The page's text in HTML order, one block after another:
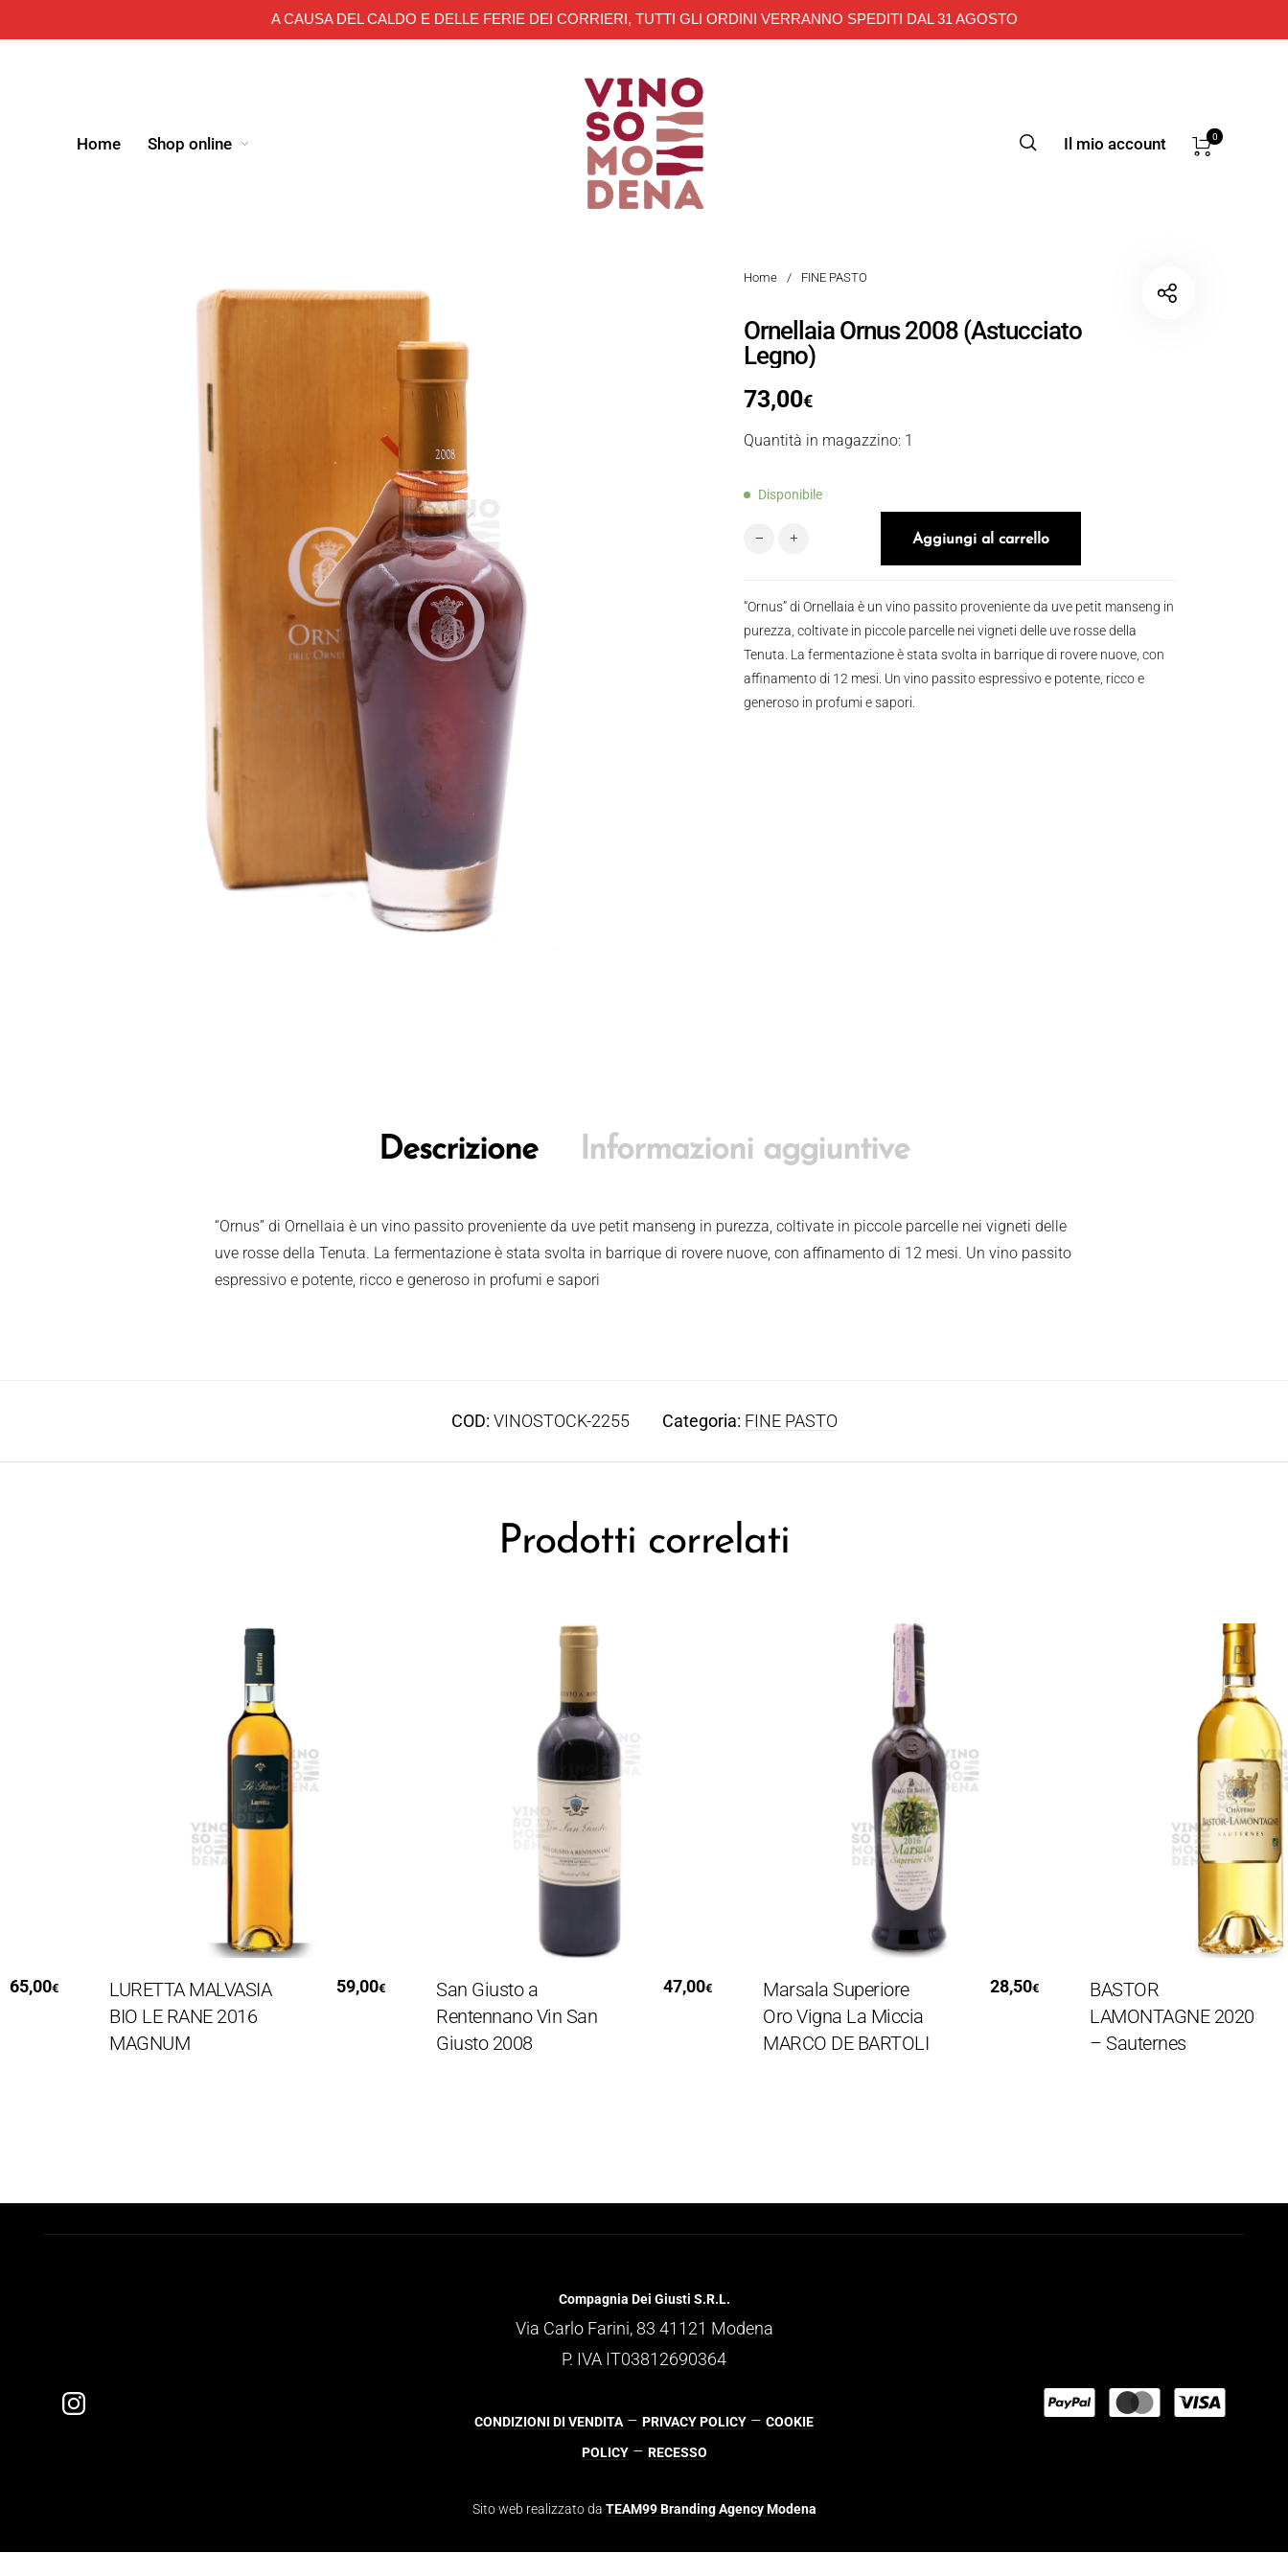
A CAUSA DEL CALDO E DELLE FERIE DEI CORRIERI, TUTTI GLI ORDINI VERRANNO SPEDITI DAL 31 AGOSTO
Home Shop online Il mio account 0
Home / FINE PASTO
Ornellaia Ornus 2008 (Astucciato
Legno)
73,00€
Quantità in magazzino: 1
Disponibile
Ornellaia Ornus 2008 (Astucciato Legno) quantità
Aggiungi al carrello
“Ornus” di Ornellaia è un vino passito proveniente da uve petit manseng in
purezza, coltivate in piccole parcelle nei vigneti delle uve rosse della
Tenuta. La fermentazione è stata svolta in barrique di rovere nuove, con
affinamento di 12 mesi. Un vino passito espressivo e potente, ricco e
generoso in profumi e sapori.
Descrizione Informazioni aggiuntive
“Ornus” di Ornellaia è un vino passito proveniente da uve petit manseng in purezza, coltivate in piccole parcelle nei vigneti delle
uve rosse della Tenuta. La fermentazione è stata svolta in barrique di rovere nuove, con affinamento di 12 mesi. Un vino passito
espressivo e potente, ricco e generoso in profumi e sapori
COD: VINOSTOCK-2255 Categoria: FINE PASTO
Prodotti correlati
San Giusto a
Rentennano Vin San
Giusto 2008
47,00€
Marsala Superiore
Oro Vigna La Miccia
MARCO DE BARTOLI
28,50€
BASTOR
LAMONTAGNE 2020
– Sauternes
€
LURETTA MALVASIA
BIO LE RANE 2016
MAGNUM
59,00€
Compagnia Dei Giusti S.R.L.
Via Carlo Farini, 83 41121 Modena
P. IVA IT03812690364
CONDIZIONI DI VENDITA– PRIVACY POLICY – COOKIE
POLICY– RECESSO
Sito web realizzato da TEAM99 Branding Agency Modena